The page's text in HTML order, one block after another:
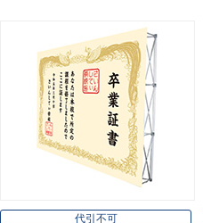
代引不可